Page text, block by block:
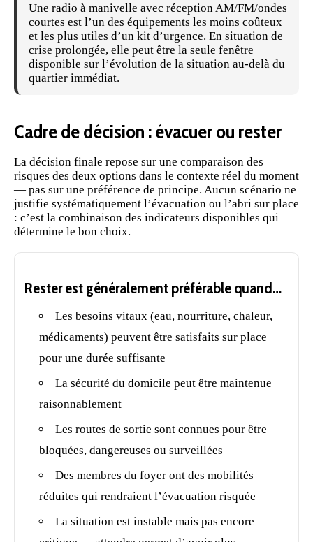
Une radio à manivelle avec réception AM/FM/ondes
courtes est l’un des équipements les moins coûteux
et les plus utiles d’un kit d’urgence. En situation de
crise prolongée, elle peut être la seule fenêtre
disponible sur l’évolution de la situation au-delà du
quartier immédiat.
Cadre de décision : évacuer ou rester
La décision finale repose sur une comparaison des
risques des deux options dans le contexte réel du moment
— pas sur une préférence de principe. Aucun scénario ne
justifie systématiquement l’évacuation ou l’abri sur place
: c’est la combinaison des indicateurs disponibles qui
détermine le bon choix.
Rester est généralement préférable quand…
Les besoins vitaux (eau, nourriture, chaleur,
médicaments) peuvent être satisfaits sur place
pour une durée suffisante
La sécurité du domicile peut être maintenue
raisonnablement
Les routes de sortie sont connues pour être
bloquées, dangereuses ou surveillées
Des membres du foyer ont des mobilités
réduites qui rendraient l’évacuation risquée
La situation est instable mais pas encore